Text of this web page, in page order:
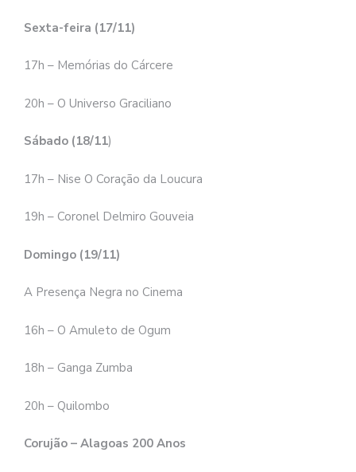
Sexta-feira (17/11)
17h – Memórias do Cárcere
20h – O Universo Graciliano
Sábado (18/11)
17h – Nise O Coração da Loucura
19h – Coronel Delmiro Gouveia
Domingo (19/11)
A Presença Negra no Cinema
16h – O Amuleto de Ogum
18h – Ganga Zumba
20h – Quilombo
Corujão – Alagoas 200 Anos